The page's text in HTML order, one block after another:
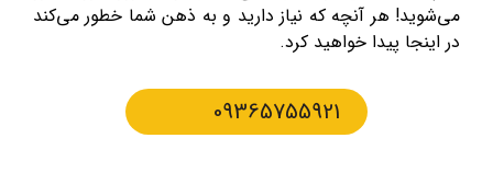
می‌شوید! هر آنچه که نیاز دارید و به ذهن شما خطور می‌کند
در اینجا پیدا خواهید کرد.
09365755921